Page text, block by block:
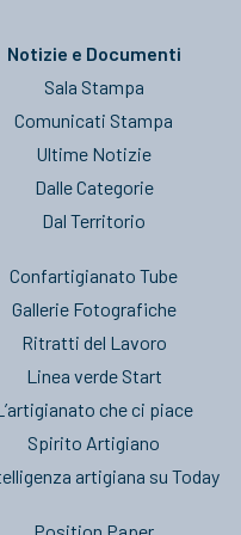
Notizie e Documenti
Sala Stampa
Comunicati Stampa
Ultime Notizie
Dalle Categorie
Dal Territorio
Confartigianato Tube
Gallerie Fotografiche
Ritratti del Lavoro
Linea verde Start
che ci piace
Spirito Artigiano
artigiana su Today